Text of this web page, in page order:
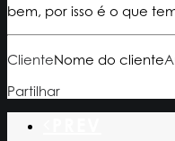
bem, por isso é o que
ClienteNome do cliente
Partilhar